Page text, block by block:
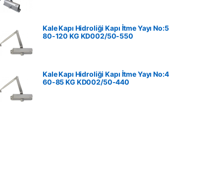
Kale Kapı Hidroliği Kapı İtme Yayı No:5
80-120 KG ‎KD002/50-550
Kale Kapı Hidroliği Kapı İtme Yayı No:4
60-85 KG ‎KD002/50-440